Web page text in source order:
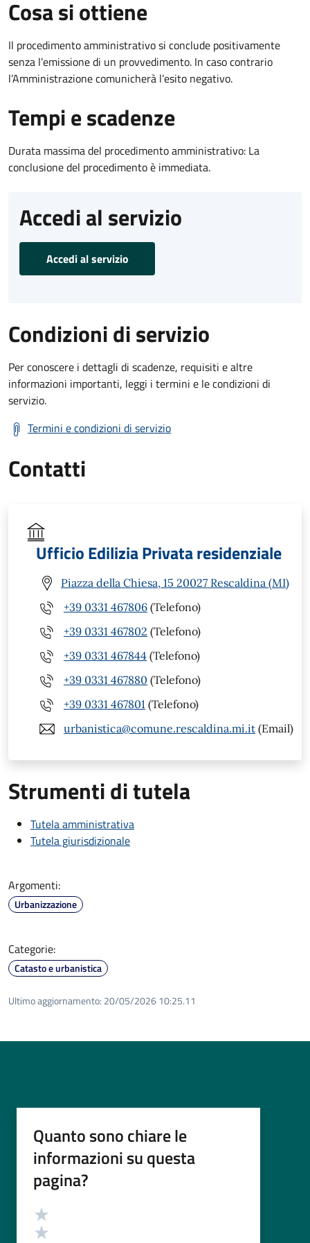
Cosa si ottiene
Il procedimento amministrativo si conclude positivamente
senza l’emissione di un provvedimento. In caso contrario
l’Amministrazione comunicherà l’esito negativo.
Tempi e scadenze
Durata massima del procedimento amministrativo: La
conclusione del procedimento è immediata.
Accedi al servizio
Accedi al servizio
Condizioni di servizio
Per conoscere i dettagli di scadenze, requisiti e altre
informazioni importanti, leggi i termini e le condizioni di
servizio.
Termini e condizioni di servizio
Contatti
Ufficio Edilizia Privata residenziale
Piazza della Chiesa, 15 20027 Rescaldina (MI)
+39 0331 467806 (Telefono)
+39 0331 467802 (Telefono)
+39 0331 467844 (Telefono)
+39 0331 467880 (Telefono)
+39 0331 467801 (Telefono)
urbanistica@comune.rescaldina.mi.it (Email)
Strumenti di tutela
Tutela amministrativa
Tutela giurisdizionale
Argomenti:
Urbanizzazione
Categorie:
Catasto e urbanistica
Ultimo aggiornamento: 20/05/2026 10:25.11
Quanto sono chiare le
informazioni su questa
pagina?
Valutazione